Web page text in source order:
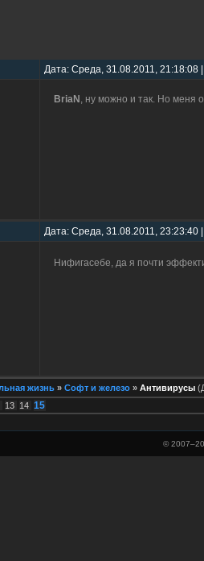
Дата: Среда, 31.08.2011,
BriaN , ну можно и так. Но меня
Дата: Среда, 31.08.2011,
Нифигасебе, да я почти
жизнь » Софт и железо » Антивирусы
13 14 15
© 2007–